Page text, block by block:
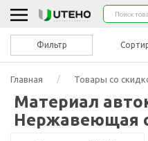
Главная Товары со
Материал
Нержавеющая
Фильтр